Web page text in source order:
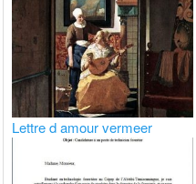
Lettre d amour vermeer